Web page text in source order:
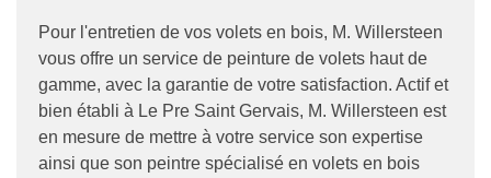
Pour l'entretien de vos volets en bois, M. Willersteen
vous offre un service de peinture de volets haut de
gamme, avec la garantie de votre satisfaction. Actif et
bien établi à Le Pre Saint Gervais, M. Willersteen est
en mesure de mettre à votre service son expertise
ainsi que son peintre spécialisé en volets en bois